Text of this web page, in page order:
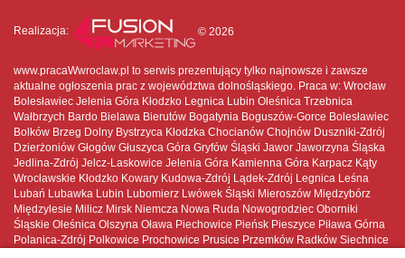
Realizacja: © 2026
www.pracaWwroclaw.pl to serwis prezentujący tylko najnowsze i zawsze
aktualne ogłoszenia prac z województwa dolnośląskiego. Praca w: Wrocław
Bolesławiec Jelenia Góra Kłodzko Legnica Lubin Oleśnica Trzebnica
Wałbrzych Bardo Bielawa Bierutów Bogatynia Boguszów-Gorce Bolesławiec
Bolków Brzeg Dolny Bystrzyca Kłodzka Chocianów Chojnów Duszniki-Zdrój
Dzierżoniów Głogów Głuszyca Góra Gryfów Śląski Jawor Jaworzyna Śląska
Jedlina-Zdrój Jelcz-Laskowice Jelenia Góra Kamienna Góra Karpacz Kąty
Wrocławskie Kłodzko Kowary Kudowa-Zdrój Lądek-Zdrój Legnica Leśna
Lubań Lubawka Lubin Lubomierz Lwówek Śląski Mieroszów Międzybórz
Międzylesie Milicz Mirsk Niemcza Nowa Ruda Nowogrodziec Oborniki
Śląskie Oleśnica Olszyna Oława Piechowice Pieńsk Pieszyce Piława Górna
Polanica-Zdrój Polkowice Prochowice Prusice Przemków Radków Siechnice